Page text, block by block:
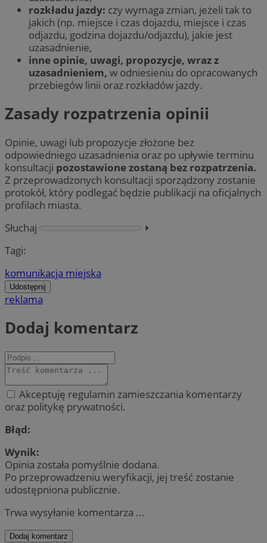
rozkładu jazdy: czy wymaga zmian, jeżeli tak to
jakich (np. miejsce i czas dojazdu, miejsce i czas
odjazdu, godzina dojazdu/odjazdu), jakie jest
uzasadnienie,
inne opinie, uwagi, propozycje, wraz z
uzasadnieniem, w odniesieniu do opracowanych
przebiegów linii oraz rozkładów jazdy.
Zasady rozpatrzenia opinii
Opinie, uwagi lub propozycje złożone bez
odpowiedniego uzasadnienia oraz po upływie terminu
konsultacji pozostawione zostaną bez rozpatrzenia.
Z przeprowadzonych konsultacji sporządzony zostanie
protokół, który podlegać będzie publikacji na oficjalnych
profilach miasta.
Słuchaj
⏵︎
Tagi:
komunikacja miejska
Udostępnij
reklama
Dodaj komentarz
Akceptuję regulamin zamieszczania komentarzy
oraz politykę prywatności.
Błąd:
Wynik:
Opinia została pomyślnie dodana.
Po przeprowadzeniu weryfikacji, jej treść zostanie
udostępniona publicznie.
Trwa wysyłanie komentarza ...
Dodaj komentarz